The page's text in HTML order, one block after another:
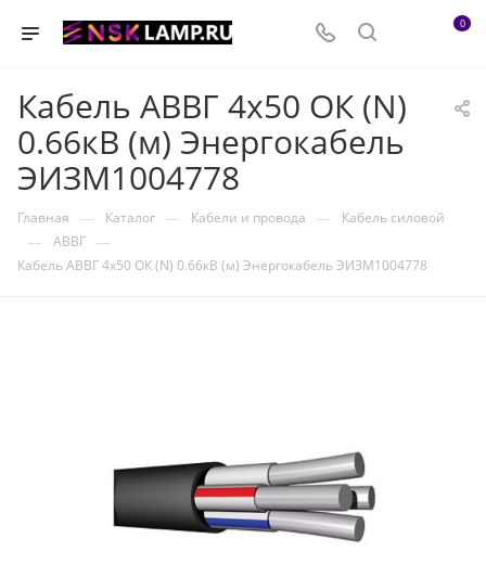
0
Кабель АВВГ 4х50 ОК (N)
0.66кВ (м) Энергокабель
ЭИЗМ1004778
Главная — Каталог — Кабели и провода — Кабель силовой
— АВВГ —
Кабель АВВГ 4х50 ОК (N) 0.66кВ (м) Энергокабель ЭИЗМ1004778